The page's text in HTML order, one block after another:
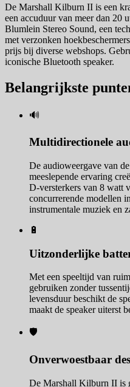
De Marshall Kilburn II is een
een accuduur van meer dan 20
Blumlein Stereo Sound, een
met verzonken
prijs bij diverse webshops.
iconische Bluetooth speaker.
Belangrijkste
🔊
Multidirectionele
De audioweergave van
meeslepende ervaring
D-versterkers van 8 watt
concurrerende modellen
instrumentale muziek en
🔋
Uitzonderlijke
Met een speeltijd van
gebruiken zonder
levensduur beschikt de
maakt de speaker uiterst
🛡️
Onverwoestbaar
De Marshall Kilburn II is